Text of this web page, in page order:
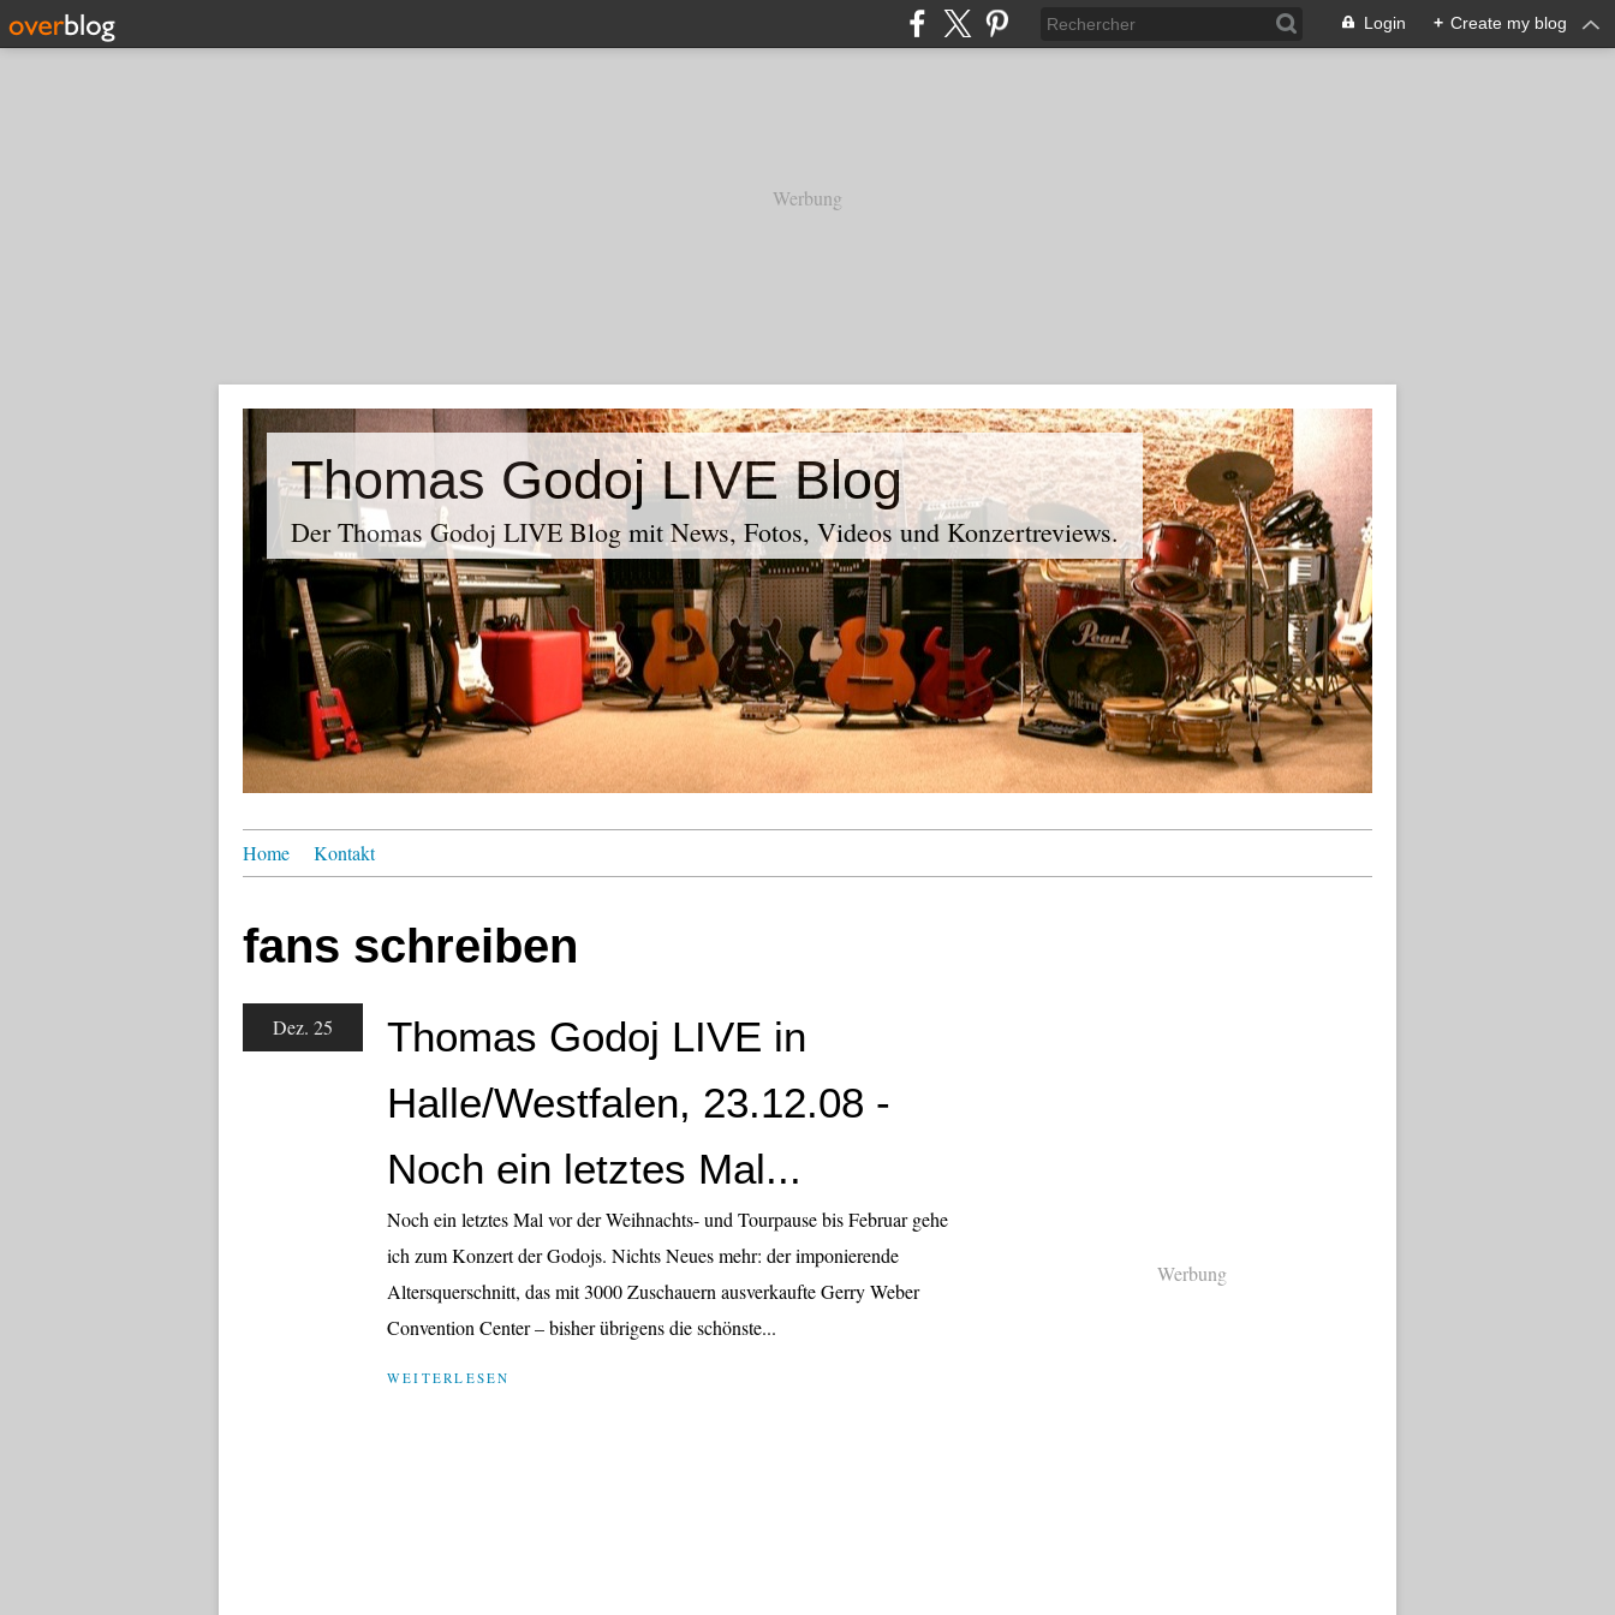
Login + Create my blog
Werbung
Thomas Godoj LIVE Blog
Der Thomas Godoj LIVE Blog mit News, Fotos, Videos und Konzertreviews.
Home Kontakt
fans schreiben
Dez. 25
Thomas Godoj LIVE in
Halle/Westfalen, 23.12.08 -
Noch ein letztes Mal...
Noch ein letztes Mal vor der Weihnachts- und Tourpause bis Februar gehe
ich zum Konzert der Godojs. Nichts Neues mehr: der imponierende
Altersquerschnitt, das mit 3000 Zuschauern ausverkaufte Gerry Weber
Convention Center – bisher übrigens die schönste...
WEITERLESEN
Werbung